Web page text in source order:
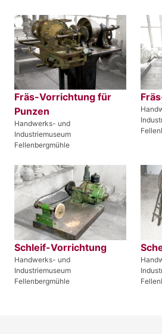
Fräs-Vorrichtung für
Punzen
Handwerks- und
Industriemuseum
Fellenbergmühle
Schleif-Vorrichtung
Handwerks- und
Industriemuseum
Fellenbergmühle